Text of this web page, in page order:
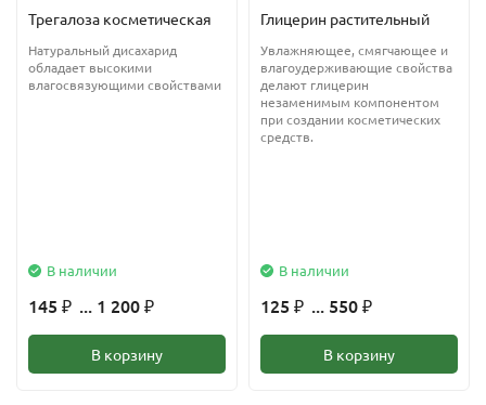
Трегалоза косметическая
Натуральный дисахарид
обладает высокими
влагосвязующими свойствами
В наличии
145 ₽ ... 1 200 ₽
В корзину
Глицерин растительный
Увлажняющее, смягчающее и
влагоудерживающие свойства
делают глицерин
незаменимым компонентом
при создании косметических
средств.
В наличии
125 ₽ ... 550 ₽
В корзину